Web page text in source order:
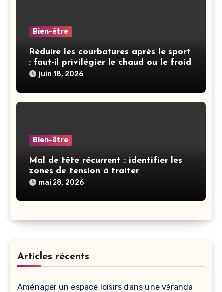
Bien-être
Réduire les courbatures après le sport
: faut-il privilégier le chaud ou le froid
juin 18, 2026
Bien-être
Mal de tête récurrent : identifier les
zones de tension à traiter
mai 28, 2026
Articles récents
Aménager un espace loisirs dans une véranda